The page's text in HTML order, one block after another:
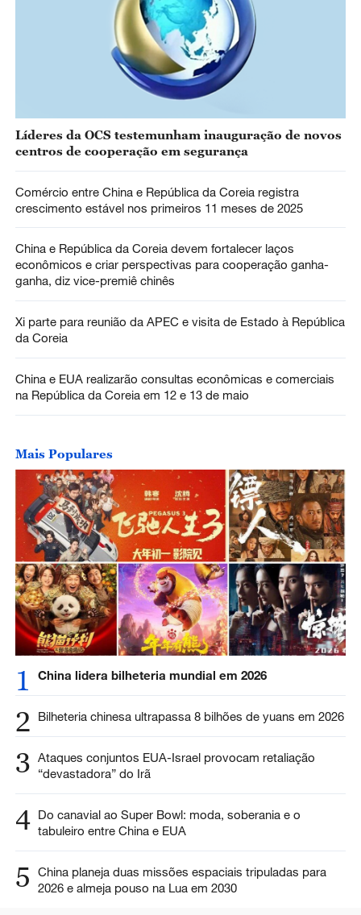
Líderes da OCS testemunham inauguração de novos
centros de cooperação em segurança
Comércio entre China e República da Coreia registra
crescimento estável nos primeiros 11 meses de 2025
China e República da Coreia devem fortalecer laços
econômicos e criar perspectivas para cooperação ganha-
ganha, diz vice-premiê chinês
Xi parte para reunião da APEC e visita de Estado à República
da Coreia
China e EUA realizarão consultas econômicas e comerciais
na República da Coreia em 12 e 13 de maio
Mais Populares
1 China lidera bilheteria mundial em 2026
2 Bilheteria chinesa ultrapassa 8 bilhões de yuans em 2026
3 Ataques conjuntos EUA-Israel provocam retaliação
“devastadora” do Irã
4 Do canavial ao Super Bowl: moda, soberania e o
tabuleiro entre China e EUA
5
China planeja duas missões espaciais tripuladas para
2026 e almeja pouso na Lua em 2030